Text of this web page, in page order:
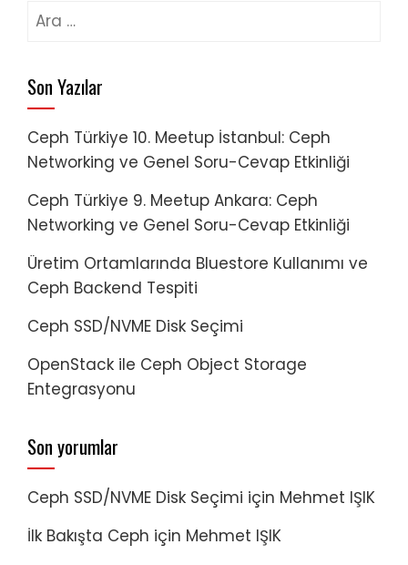
Arama:
Son Yazılar
Ceph Türkiye 10. Meetup İstanbul: Ceph
Networking ve Genel Soru-Cevap Etkinliği
Ceph Türkiye 9. Meetup Ankara: Ceph
Networking ve Genel Soru-Cevap Etkinliği
Üretim Ortamlarında Bluestore Kullanımı ve
Ceph Backend Tespiti
Ceph SSD/NVME Disk Seçimi
OpenStack ile Ceph Object Storage
Entegrasyonu
Son yorumlar
Ceph SSD/NVME Disk Seçimi için Mehmet IŞIK
İlk Bakışta Ceph için Mehmet IŞIK